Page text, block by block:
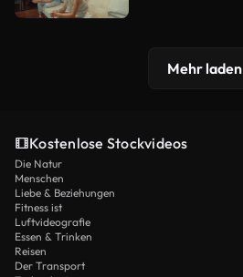
Mehr laden
Kostenlose Stockvideos
Die Natur
Menschen
Liebe & Beziehungen
Fitness ist
Luftvideografie
Essen & Trinken
Reisen
Der Transport